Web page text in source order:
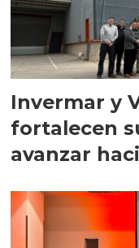
Invermar y
fortalecen
avanzar